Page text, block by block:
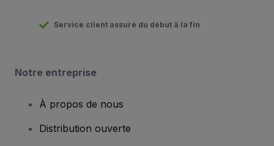
Service client assuré du début à la fin
Notre entreprise
À propos de nous
Distribution ouverte